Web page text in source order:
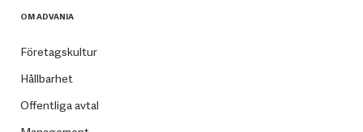
OM ADVANIA
Företagskultur
Hållbarhet
Offentliga avtal